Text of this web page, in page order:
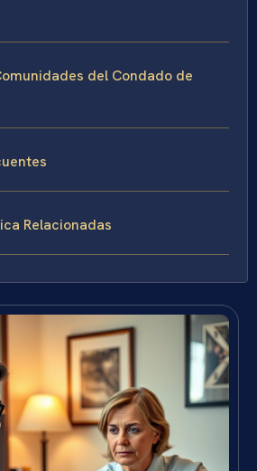
del Condado de
Relacionadas